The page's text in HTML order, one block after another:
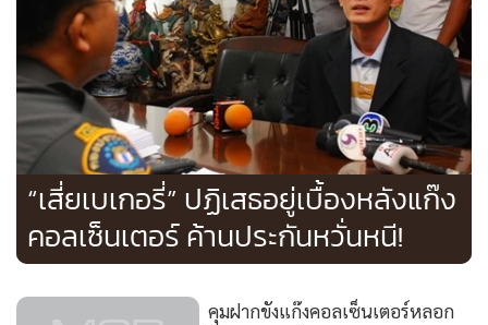
“เสี่ยเบเกอรี่” ปฏิเสธอยู่เบื้องหลังแก๊ง
คอลเซ็นเตอร์ ค้านประกันหวั่นหนี!
คุมฝากขังแก๊งคอลเซ็นเตอร์หลอก